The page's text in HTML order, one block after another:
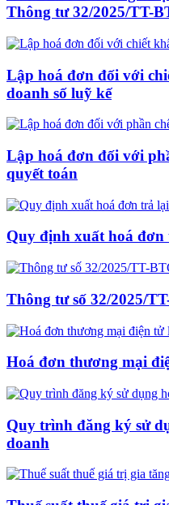
Thông tư 32/2025/TT-
Lập hoá đơn đối với
doanh số luỹ kế
Lập hoá đơn đối với
quyết toán
Quy định xuất hoá đơn
Thông tư số 32/2025/
Hoá đơn thương mại
Quy trình đăng ký sử
doanh